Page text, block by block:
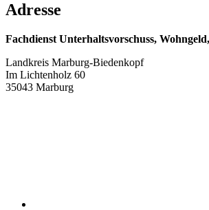
Adresse
Fachdienst Unterhaltsvorschuss,
Landkreis Marburg-Biedenkopf
Im Lichtenholz 60
35043 Marburg